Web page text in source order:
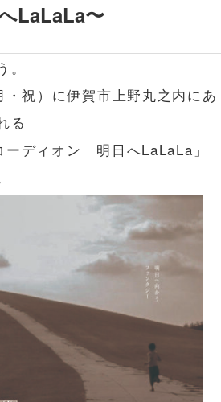
LaLaLa〜
祝）に伊賀市上野丸之内にあ
る
ーディオン 明日へLaLaLa」